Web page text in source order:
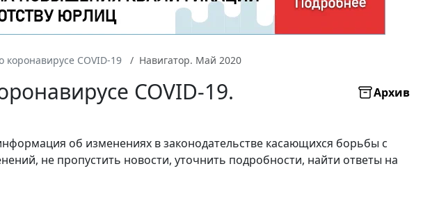
COVID-19 Навигатор. Май 2020
COVID-19.
Архив
об изменениях в законодательстве касающихся борьбы с
не пропустить новости, уточнить подробности, найти ответы на